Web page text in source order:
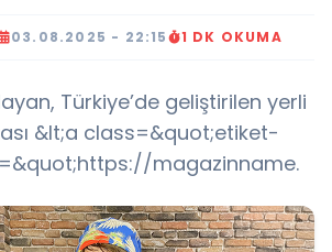
03.08.2025 - 22:15 1 DK OKUMA
Türkiye’de geliştirilen yerli
&lt;a class=&quot;etiket-
magazinname.